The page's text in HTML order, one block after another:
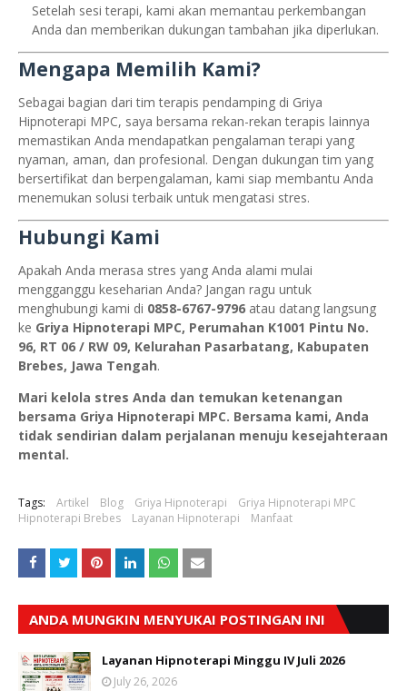
Setelah sesi terapi, kami akan memantau perkembangan
Anda dan memberikan dukungan tambahan jika diperlukan.
Mengapa Memilih Kami?
Sebagai bagian dari tim terapis pendamping di Griya
Hipnoterapi MPC, saya bersama rekan-rekan terapis lainnya
memastikan Anda mendapatkan pengalaman terapi yang
nyaman, aman, dan profesional. Dengan dukungan tim yang
bersertifikat dan berpengalaman, kami siap membantu Anda
menemukan solusi terbaik untuk mengatasi stres.
Hubungi Kami
Apakah Anda merasa stres yang Anda alami mulai
mengganggu keseharian Anda? Jangan ragu untuk
menghubungi kami di 0858-6767-9796 atau datang langsung
ke Griya Hipnoterapi MPC, Perumahan K1001 Pintu No.
96, RT 06 / RW 09, Kelurahan Pasarbatang, Kabupaten
Brebes, Jawa Tengah.
Mari kelola stres Anda dan temukan ketenangan
bersama Griya Hipnoterapi MPC. Bersama kami, Anda
tidak sendirian dalam perjalanan menuju kesejahteraan
mental.
Tags: Artikel Blog Griya Hipnoterapi
Griya Hipnoterapi MPC
Hipnoterapi Brebes
Layanan Hipnoterapi Manfaat
ANDA MUNGKIN MENYUKAI POSTINGAN INI
Layanan Hipnoterapi Minggu IV Juli 2026
July 26, 2026